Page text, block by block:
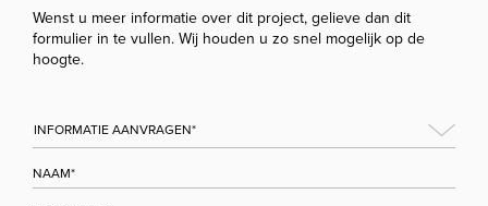
Wenst u meer informatie over dit project, gelieve dan dit
formulier in te vullen. Wij houden u zo snel mogelijk op de
hoogte.